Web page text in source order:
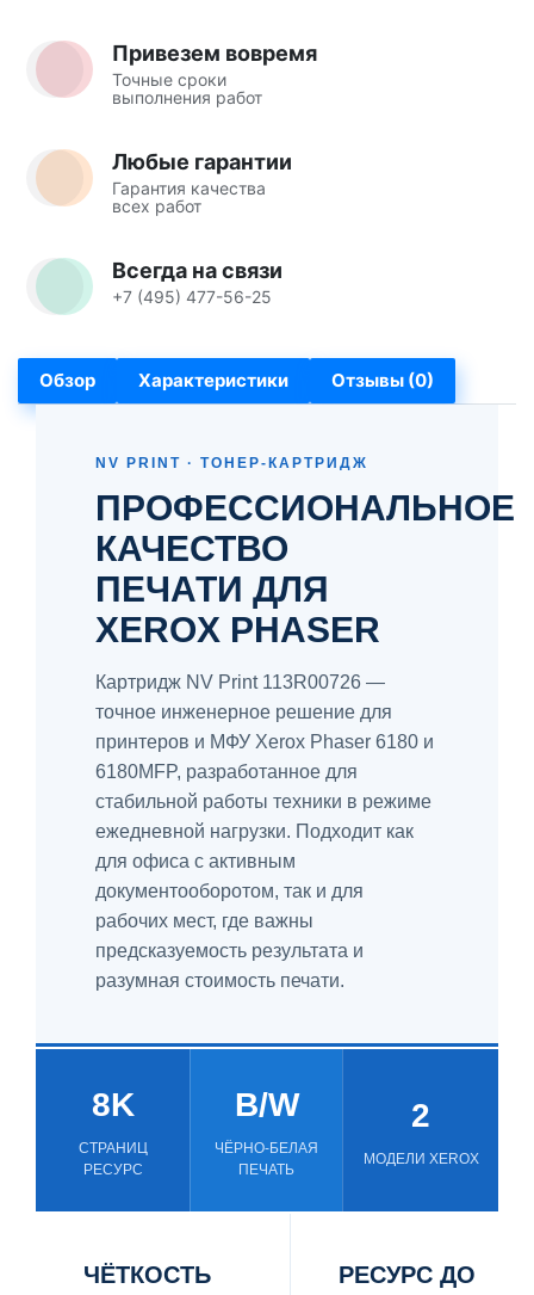
Привезем вовремя
Точные сроки
выполнения работ
Любые гарантии
Гарантия качества
всех работ
Всегда на связи
+7 (495) 477-56-25
Обзор Характеристики Отзывы (0)
NV PRINT · ТОНЕР-КАРТРИДЖ
ПРОФЕССИОНАЛЬНОЕ
КАЧЕСТВО
ПЕЧАТИ ДЛЯ
XEROX PHASER
Картридж NV Print 113R00726 —
точное инженерное решение для
принтеров и МФУ Xerox Phaser 6180 и
6180MFP, разработанное для
стабильной работы техники в режиме
ежедневной нагрузки. Подходит как
для офиса с активным
документооборотом, так и для
рабочих мест, где важны
предсказуемость результата и
разумная стоимость печати.
8K
СТРАНИЦ
РЕСУРС
B/W
ЧЁРНО-БЕЛАЯ
ПЕЧАТЬ
2
МОДЕЛИ XEROX
ЧЁТКОСТЬ
РЕСУРС ДО